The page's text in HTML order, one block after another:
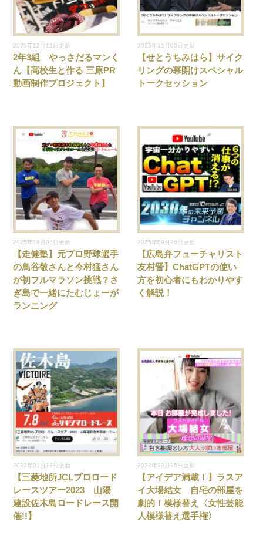
2025年12月11日更新
2年3組 やっさだるマンく
ん【高校生と作る 三原PR
動画制作プロジェクト】
2025年11月05日更新
【せとうちみはら】サイク
リングの幕開けスペシャル
トークセッション
2025年10月06日更新
【走健塾】元プロ野球選手
の鳥谷敬さんと今村猛さん
が初フルマラソン挑戦？さ
ぎ島で一緒にたむじょーが
ランニング
2025年09月26日更新
【広島弁フューチャリスト
友村晋】ChatGPTの使い
方を初心者にもわかりやす
く解説！
2023年01月11日更新
【三菱地所JCLプロロード
レースツアー2023 山陽
建設佐木島ロードレース開
催!!】
2022年12月15日更新
【アイデア満載！】ラスア
イ大場結女 自宅の部屋を
劇的！模様替え〈女性芸能
人模様替え選手権〉